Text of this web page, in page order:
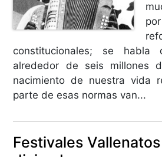
constitucionales; se habla
alrededor de seis millones
nacimiento de nuestra vida
parte de esas normas van...
Festivales